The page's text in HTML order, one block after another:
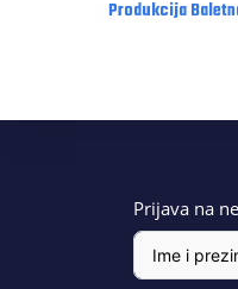
Produkcija
Prijava na